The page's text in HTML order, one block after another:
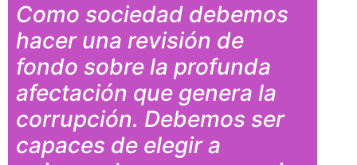
Como sociedad debemos
hacer una revisión de
fondo sobre la profunda
afectación que genera la
corrupción. Debemos ser
capaces de elegir a